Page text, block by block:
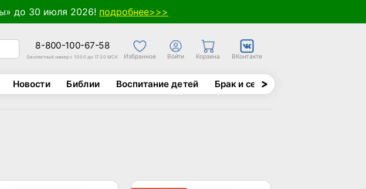
до 30 июля 2026! подробнее>>>
8-800-100-67-58
Бесплатный номер с 10:00 до 17:30 МСК Избранное Войти Корзина ВКонтакте
Новости Библии Воспитание детей Брак и семья